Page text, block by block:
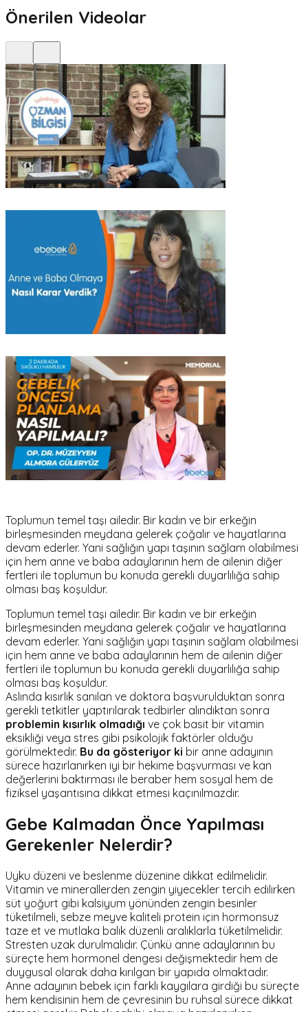
Önerilen Videolar
Toplumun temel taşı ailedir. Bir kadın ve bir erkeğin
birleşmesinden meydana gelerek çoğalır ve hayatlarına
devam ederler. Yani sağlığın yapı taşının sağlam olabilmesi
için hem anne ve baba adaylarının hem de ailenin diğer
fertleri ile toplumun bu konuda gerekli duyarlılığa sahip
olması baş koşuldur.
Toplumun temel taşı ailedir. Bir kadın ve bir erkeğin
birleşmesinden meydana gelerek çoğalır ve hayatlarına
devam ederler. Yani sağlığın yapı taşının sağlam olabilmesi
için hem anne ve baba adaylarının hem de ailenin diğer
fertleri ile toplumun bu konuda gerekli duyarlılığa sahip
olması baş koşuldur.
Aslında kısırlık sanılan ve doktora başvurulduktan sonra
gerekli tetkitler yaptırılarak tedbirler alındıktan sonra
problemin kısırlık olmadığı ve çok basit bir vitamin
eksikliği veya stres gibi psikolojik faktörler olduğu
görülmektedir. Bu da gösteriyor ki bir anne adayının
sürece hazırlanırken iyi bir hekime başvurması ve kan
değerlerini baktırması ile beraber hem sosyal hem de
fiziksel yaşantısına dikkat etmesi kaçınılmazdır.
Gebe Kalmadan Önce Yapılması
Gerekenler Nelerdir?
Uyku düzeni ve beslenme düzenine dikkat edilmelidir.
Vitamin ve minerallerden zengin yiyecekler tercih edilirken
süt yoğurt gibi kalsiyum yönünden zengin besinler
tüketilmeli, sebze meyve kaliteli protein için hormonsuz
taze et ve mutlaka balık düzenli aralıklarla tüketilmelidir.
Stresten uzak durulmalıdır. Çünkü anne adaylarının bu
süreçte hem hormonel dengesi değişmektedir hem de
duygusal olarak daha kırılgan bir yapıda olmaktadır.
Anne adayının bebek için farklı kaygılara girdiği bu süreçte
hem kendisinin hem de çevresinin bu ruhsal sürece dikkat